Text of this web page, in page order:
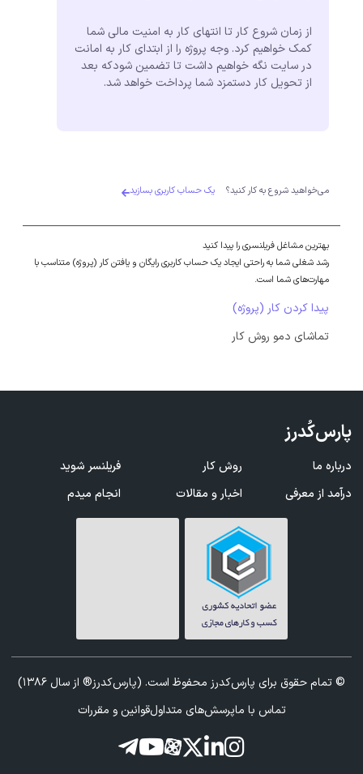
از زمان شروع کار تا انتهای کار به امنیت مالی شما
کمک خواهیم کرد. وجه پروژه را از ابتدای کار به امانت
در سایت نگه خواهیم داشت تا تضمین شودکه بعد
از تحویل کار دستمزد شما پرداخت خواهد شد.
می‌خواهید شروع به کار کنید؟ یک حساب کاربری بسازید
بهترین مشاغل فریلنسری را پیدا کنید
رشد شغلی شما به راحتی ایجاد یک حساب کاربری رایگان و یافتن کار (پروژه) متناسب با
مهارت‌های شما است.
پیدا کردن کار (پروژه)
تماشای دمو روش کار
پارس‌کُدرز
درباره ما روش کار
فریلنسر شوید
درآمد از معرفی
اخبار و مقالات انجام میدم
© تمام حقوق برای پارس‌کدرز محفوظ است. (پارس‌کدرز® از سال 1386)
تماس با ماپرسش‌های متداولقوانین و مقررات